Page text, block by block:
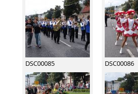
DSC00085 DSC00086